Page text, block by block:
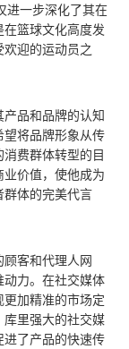
进一步深化了其在
篮球文化高度发
迎的运动员之
品和品牌的认知
将品牌形象从传
费群体转型的目
价值，使他成为
体的完美代言
客和代理人网
力。在社交媒体
加精准的市场定
里强大的社交媒
了产品的快速传